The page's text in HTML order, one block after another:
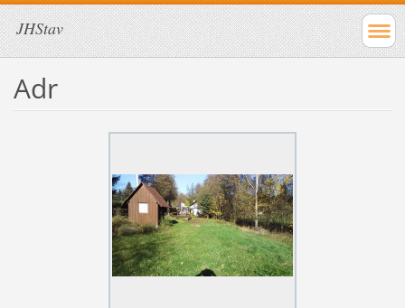
JHStav
Adr